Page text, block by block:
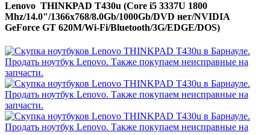
Lenovo THINKPAD T430u (Core i5 3337U 1800
Mhz/14.0"/1366x768/8.0Gb/1000Gb/DVD нет/NVIDIA
GeForce GT 620M/Wi-Fi/Bluetooth/3G/EDGE/DOS)